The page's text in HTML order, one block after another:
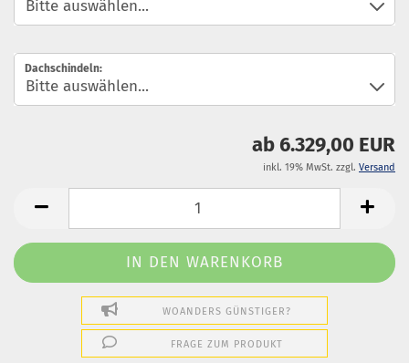
Dachschindeln:
ab 6.329,00 EUR
inkl. 19% MwSt. zzgl. Versand
WOANDERS GÜNSTIGER?
FRAGE ZUM PRODUKT